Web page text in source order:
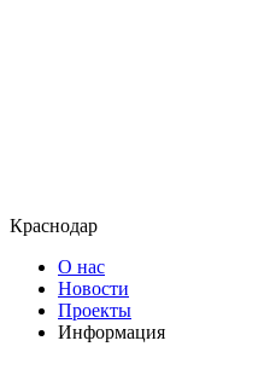
Краснодар
О нас
Новости
Проекты
Информация